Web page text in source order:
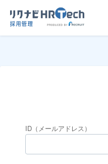
ID（メールアドレス）